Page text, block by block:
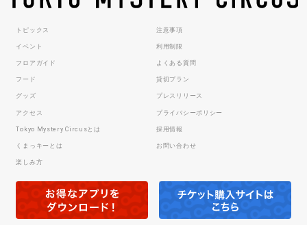
トピックス
イベント
フロアガイド
フード
グッズ
アクセス
Tokyo Mystery Circusとは
くまっキーとは
楽しみ方
注意事項
利用制限
よくある質問
貸切プラン
プレスリリース
プライバシーポリシー
採用情報
お問い合わせ